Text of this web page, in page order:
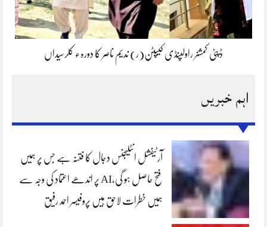
ڈپٹی کمشنر راولپنڈی کیپٹن(ر) ندیم ناصر کا دورہء کلرسیداں
اہم خبریں
آرٹیفشل انٹلیجنس دجال کا فتنہ ہے جس پر ہمیں
فتح حاصل ہو گی،AI پر اندھے اعتماد کی وجہ سے
ہمیں خطرات لاحق ہیں پروفیسر احمد رفیق